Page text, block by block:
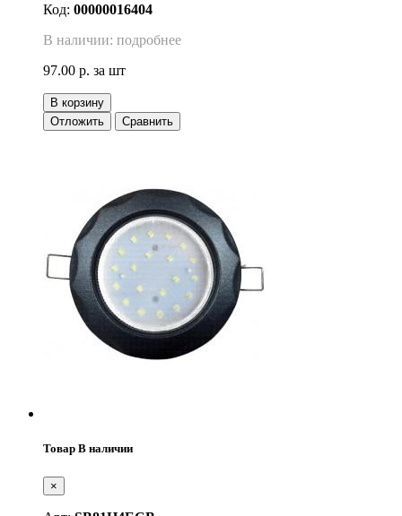
Код: 00000016404
В наличии: подробнее
97.00 р. за шт
В корзину
Отложить
Сравнить
Товар В наличии
×